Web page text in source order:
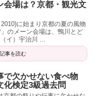
会場は？京都・観光文
2010)に始まり京都の夏の風物
のメーン会場は、鴨川とど
）宇治川 ...
記事を読む
で欠かせない食べ物
化検定3級過去問